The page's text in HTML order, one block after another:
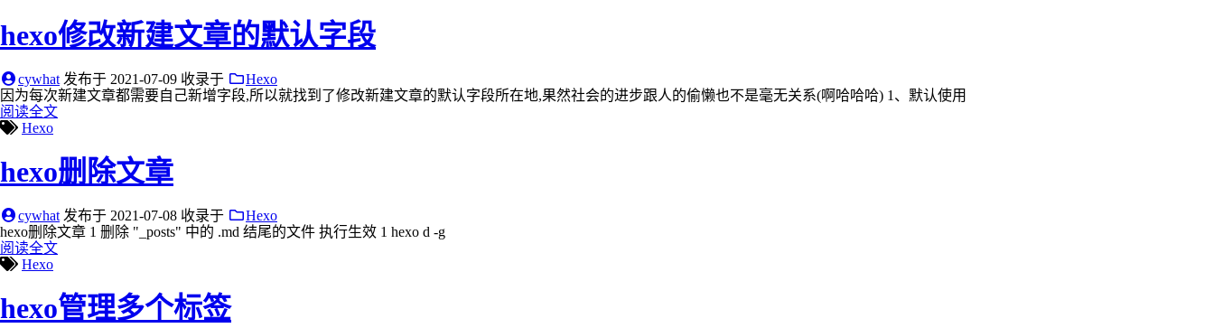
hexo修改新建文章的默认字段
cywhat 发布于 2021-07-09 收录于
Hexo
因为每次新建文章都需要自己新增字段,所以就找到了修改新建文章的默认字段所在地,果然社会的进步跟人的偷懒也不是毫无关系(啊哈哈哈) 1、默认使用
阅读全文
Hexo
hexo删除文章
cywhat 发布于 2021-07-08 收录于
Hexo
hexo删除文章 1 删除 "_posts" 中的 .md 结尾的文件 执行生效 1 hexo d -g
阅读全文
Hexo
hexo管理多个标签